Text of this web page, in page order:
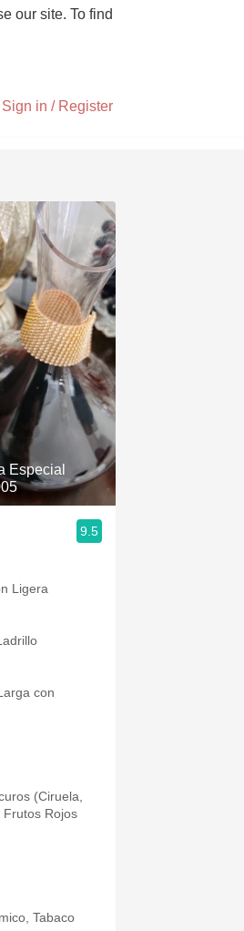
our site. To find
Sign in / Register
Especial
9.5
Ligera
con
(Ciruela,
Rojos
Tabaco